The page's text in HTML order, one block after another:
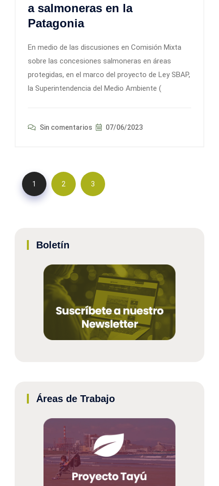
a salmoneras en la
Patagonia
En medio de las discusiones en Comisión Mixta
sobre las concesiones salmoneras en áreas
protegidas, en el marco del proyecto de Ley SBAP,
la Superintendencia del Medio Ambiente (
Sin comentarios 07/06/2023
1 2 3
Boletín
Áreas de Trabajo